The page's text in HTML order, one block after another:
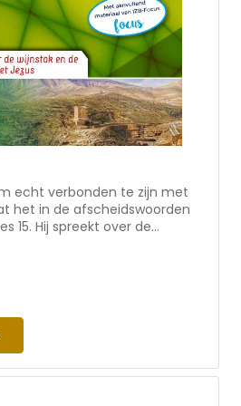
echt verbonden te zijn met
het in de afscheidswoorden
15. Hij spreekt over de
de geweldige vreugde die
betekenis van vriendschap
maakt Ron van der
van Jezus op een
voor onze tijd. Geschikt
studie. Dit
IZB-Focus aangevuld met
bij hun